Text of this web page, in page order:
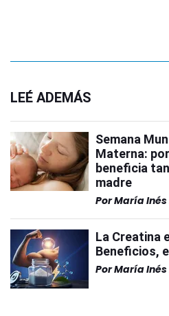
LEÉ ADEMÁS
Semana
Materna:
beneficia
madre
PorMaría
La Creatina
Beneficios,
PorMaría